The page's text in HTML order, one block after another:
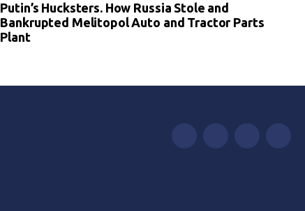
Putin’s Hucksters. How Russia Stole and
Bankrupted Melitopol Auto and Tractor Parts
Plant